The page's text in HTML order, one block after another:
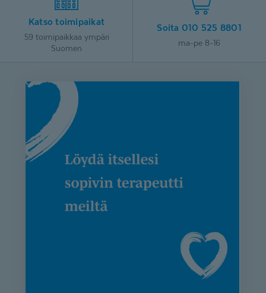
Katso toimipaikat
59 toimipaikkaa ympäri
Suomen
Soita 010 525 8801
ma-pe 8-16